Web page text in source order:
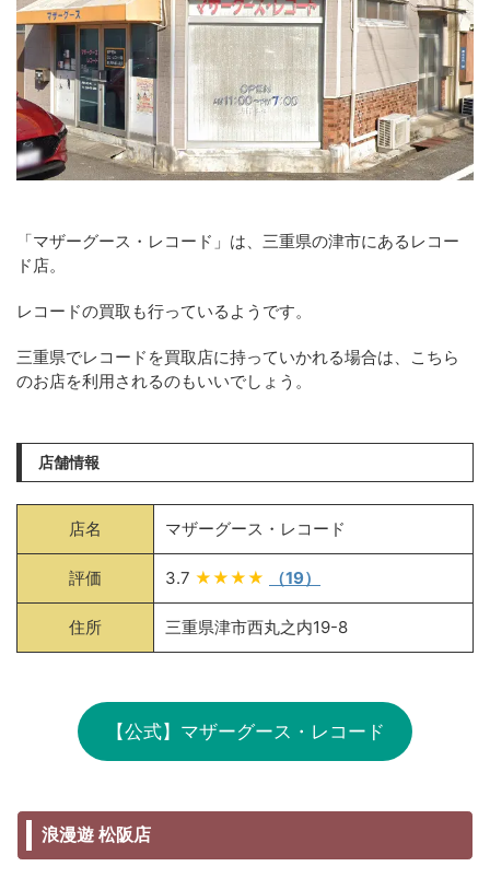
「マザーグース・レコード」は、三重県の津市にあるレコー
ド店。
レコードの買取も行っているようです。
三重県でレコードを買取店に持っていかれる場合は、こちら
のお店を利用されるのもいいでしょう。
店舗情報
店名 マザーグース・レコード
評価 3.7 ★★★★ （19）
住所 三重県津市西丸之内19-8
【公式】マザーグース・レコード
浪漫遊 松阪店